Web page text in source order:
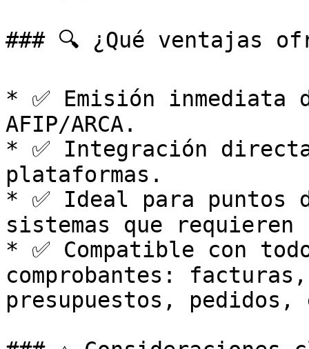
### 🔍 ¿Qué ventajas
* ✅ Emisión inmediata
AFIP/ARCA.
* ✅ Integración
plataformas.
* ✅ Ideal para puntos
sistemas que
* ✅ Compatible con
comprobantes:
presupuestos,